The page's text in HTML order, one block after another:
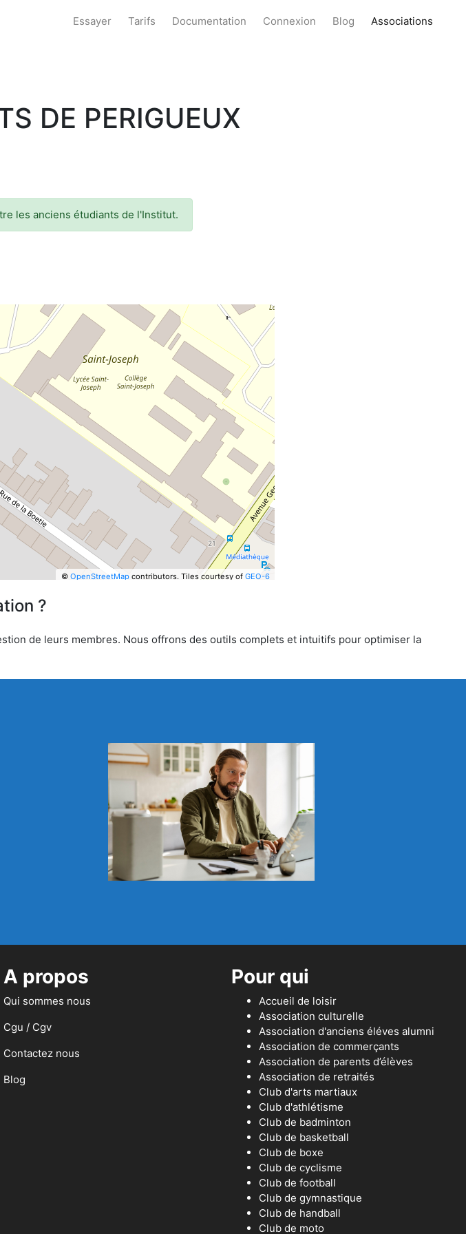
Essayer Tarifs Documentation Connexion Blog Associations
DE PERIGUEUX
les anciens étudiants de l'Institut.
© OpenStreetMapcontributors. Tiles courtesy of GEO-6
?
de leurs membres. Nous offrons des outils complets et intuitifs pour optimiser la
A propos
Qui sommes nous
Cgu / Cgv
Contactez nous
Blog
Pour qui
Accueil de loisir
Association culturelle
Association d'anciens éléves alumni
Association de commerçants
Association de parents d’élèves
Association de retraités
Club d'arts martiaux
Club d'athlétisme
Club de badminton
Club de basketball
Club de boxe
Club de cyclisme
Club de football
Club de gymnastique
Club de handball
Club de moto